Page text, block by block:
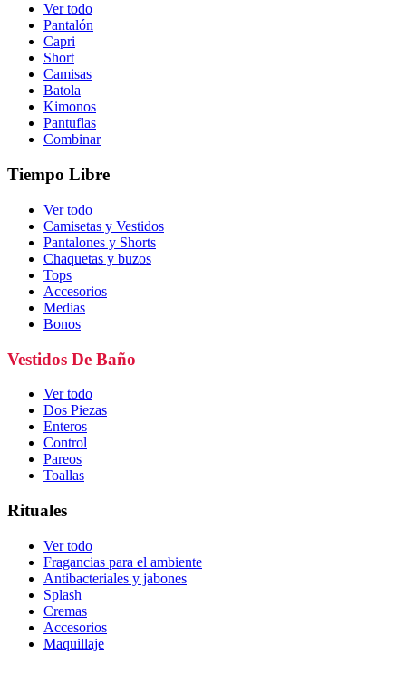
Ver todo
Pantalón
Capri
Short
Camisas
Batola
Kimonos
Pantuflas
Combinar
Tiempo Libre
Ver todo
Camisetas y Vestidos
Pantalones y Shorts
Chaquetas y buzos
Tops
Accesorios
Medias
Bonos
Vestidos De Baño
Ver todo
Dos Piezas
Enteros
Control
Pareos
Toallas
Rituales
Ver todo
Fragancias para el ambiente
Antibacteriales y jabones
Splash
Cremas
Accesorios
Maquillaje